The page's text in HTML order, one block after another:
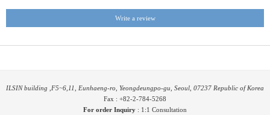
Write a review
ILSIN building ,F5~6,11, Eunhaeng-ro, Yeongdeungpo-gu, Seoul, 07237 Republic of Korea
Fax : +82-2-784-5268
For order Inquiry : 1:1 Consultation